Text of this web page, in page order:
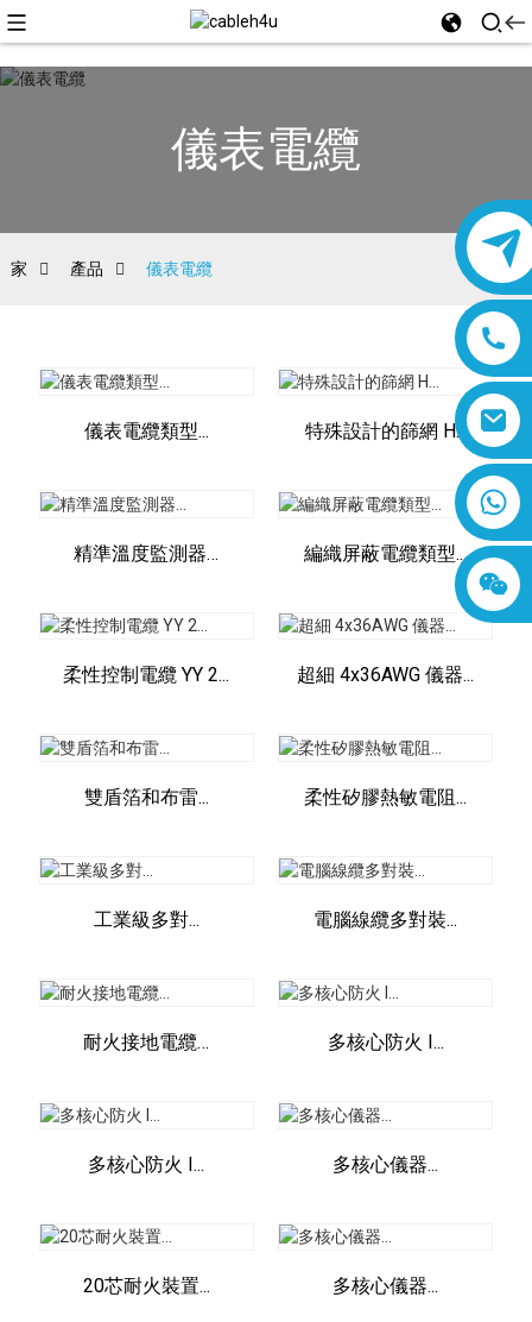
8618019377761
儀表電纜
家 產品 儀表電纜
儀表電纜類型... 特殊設計的篩網 H...
精準溫度監測器… 編織屏蔽電纜類型...
柔性控制電纜 YY 2... 超細 4x36AWG 儀器...
雙盾箔和布雷... 柔性矽膠熱敏電阻...
工業級多對... 電腦線纜多對裝...
耐火接地電纜… 多核心防火 I...
多核心防火 I... 多核心儀器...
20芯耐火裝置... 多核心儀器...